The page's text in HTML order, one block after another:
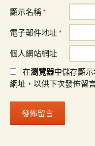
顯示名稱 *
電子郵件地址 *
個人網站網址
在瀏覽器中儲存顯
網址，以供下次發佈留